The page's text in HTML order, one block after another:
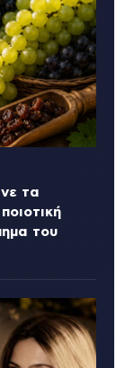
τα
του